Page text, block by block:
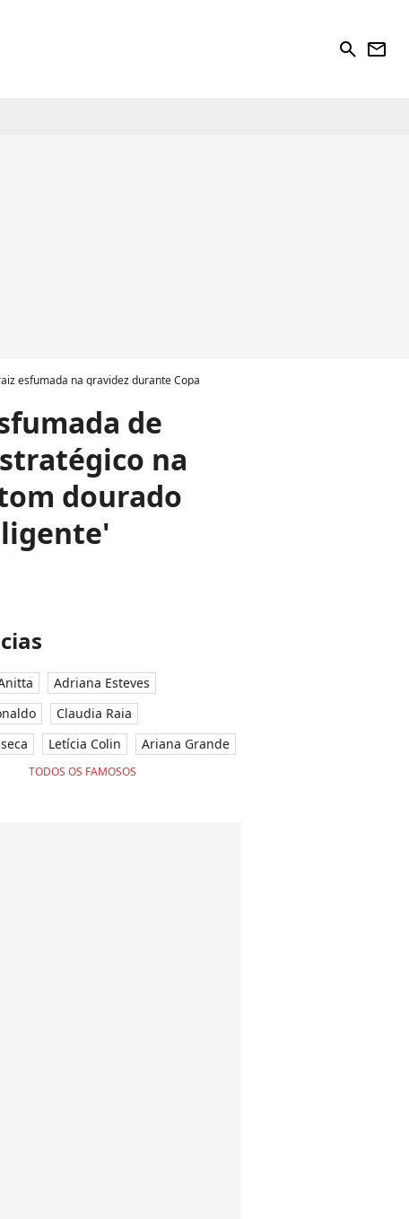
search newsletter
esfumada na gravidez durante Copa
de
na
dourado
Adriana Esteves
Claudia Raia
Letícia Colin Ariana Grande
TODOS OS FAMOSOS